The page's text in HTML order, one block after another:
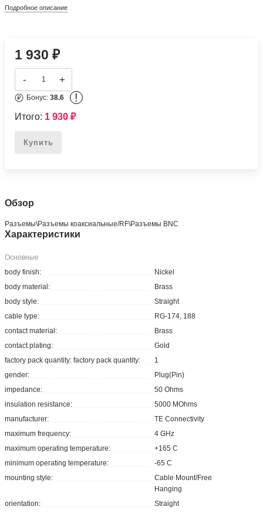
Подробное описание
1 930₽
- +
Бонус:38.6 !
Итого: 1 930₽
Купить
Обзор
Разъeмы\Разъeмы коаксиальные/RF\Разъeмы BNC
Характеристики
Основные
body finish:
Nickel
body material:
Brass
body style:
Straight
cable type:
RG-174, 188
contact material:
Brass
contact plating:
Gold
factory pack quantity: factory pack quantity:
1
gender:
Plug(Pin)
impedance:
50 Ohms
insulation resistance:
5000 MOhms
manufacturer:
TE Connectivity
maximum frequency:
4 GHz
maximum operating temperature:
+165 C
minimum operating temperature:
-65 C
mounting style:
Cable Mount/Free
Hanging
orientation:
Straight